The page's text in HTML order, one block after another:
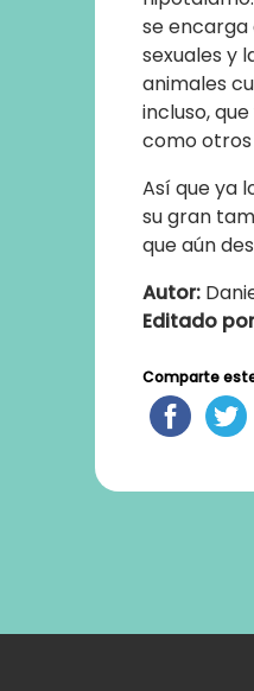
se encarga
sexuales y
animales
incluso,
como
Así que ya
su gran
que aún
Autor:
Editado
Comparte